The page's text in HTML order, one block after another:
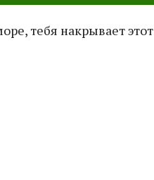
тебя накрывает этот